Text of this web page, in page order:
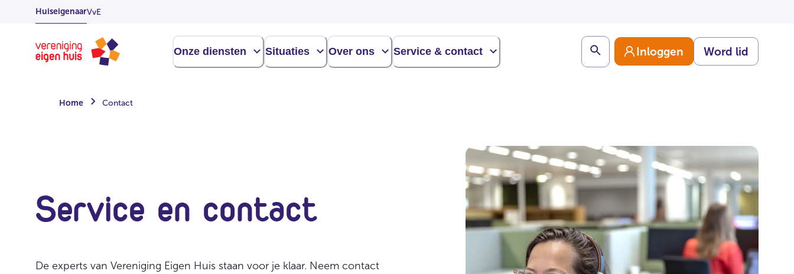
OverslaanHuiseigenaarVvE
Homepage
Onze diensten Situaties Over ons Service & contact Search Inloggen Word lid
Home Contact
Service en contact
De experts van Vereniging Eigen Huis staan voor je klaar. Neem contact